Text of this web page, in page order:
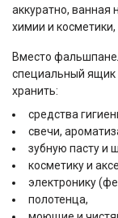
аккуратно, ванная
химии и косметики,
Вместо
специальный ящик
хранить:
средства
свечи,
зубную пасту и
косметику и
электронику
полотенца,